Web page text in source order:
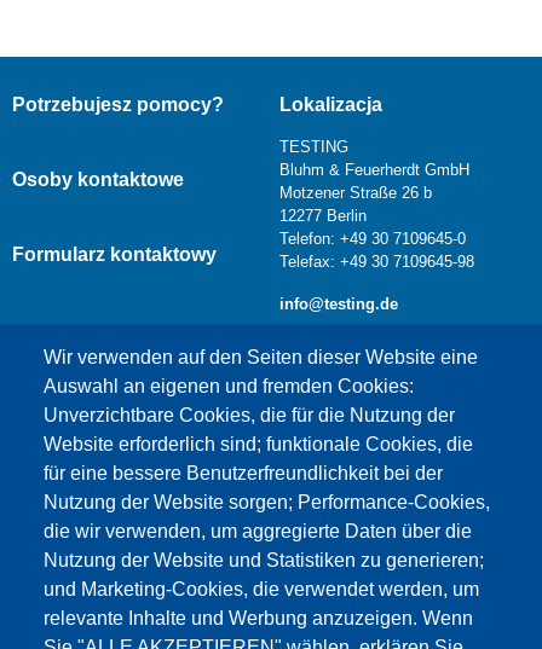
Wir verwenden auf den Seiten dieser Website eine
Auswahl an eigenen und fremden Cookies:
Unverzichtbare Cookies, die für die Nutzung der
Website erforderlich sind; funktionale Cookies, die
für eine bessere Benutzerfreundlichkeit bei der
Nutzung der Website sorgen; Performance-Cookies,
die wir verwenden, um aggregierte Daten über die
Nutzung der Website und Statistiken zu generieren;
und Marketing-Cookies, die verwendet werden, um
relevante Inhalte und Werbung anzuzeigen. Wenn
Potrzebujesz pomocy?
Osoby kontaktowe
Formularz kontaktowy
Lokalizacja
TESTING
Bluhm & Feuerherdt GmbH
Motzener Straße 26 b
12277 Berlin
Telefon: +49 30 7109645-0
Telefax: +49 30 7109645-98
info@testing.de
Dieser Inhalt ist blockiert, da die Google Maps
Cookies nicht akzeptiert wurden.
NUR DIE GOOGLE MAPS COOKIES